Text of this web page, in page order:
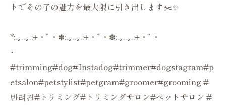
トでその子の魅力を最大限に引き出します✂️✨
*:.｡..｡.:+・ﾟ・✽:.｡..｡.:+・ﾟ・✽:.｡..｡.:+・ﾟ・
･
#trimming#dog#Instadog#trimmer#dogstagram#p
etsalon#petstylist#petgram#groomer#grooming #
반려견#トリミング#トリミングサロン#ペットサロン #